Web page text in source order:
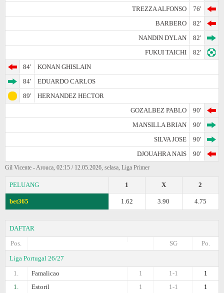
TREZZA ALFONSO
76'
BARBERO
82'
NANDIN DYLAN
82'
FUKUI TAICHI
82'
84'
KONAN GHISLAIN
84'
EDUARDO CARLOS
89'
HERNANDEZ HECTOR
GOZALBEZ PABLO
90'
MANSILLA BRIAN
90'
SILVA JOSE
90'
DJOUAHRA NAIS
90'
Gil Vicente - Arouca, 02:15 / 12.05.2026, selasa, Liga Primer
PELUANG 2
X
1
bet365 4.75
3.90
1.62
DAFTAR
Pos.
Po.
SG
Liga Portugal 26/27
1.
Famalicao 1
1-1
1
1.
Estoril 1
1-1
1